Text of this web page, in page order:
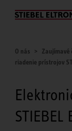
O nás
O nás Zaujímavé
riadenie prístrojov
STIEBEL